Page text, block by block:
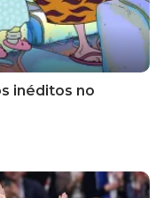
inéditos no